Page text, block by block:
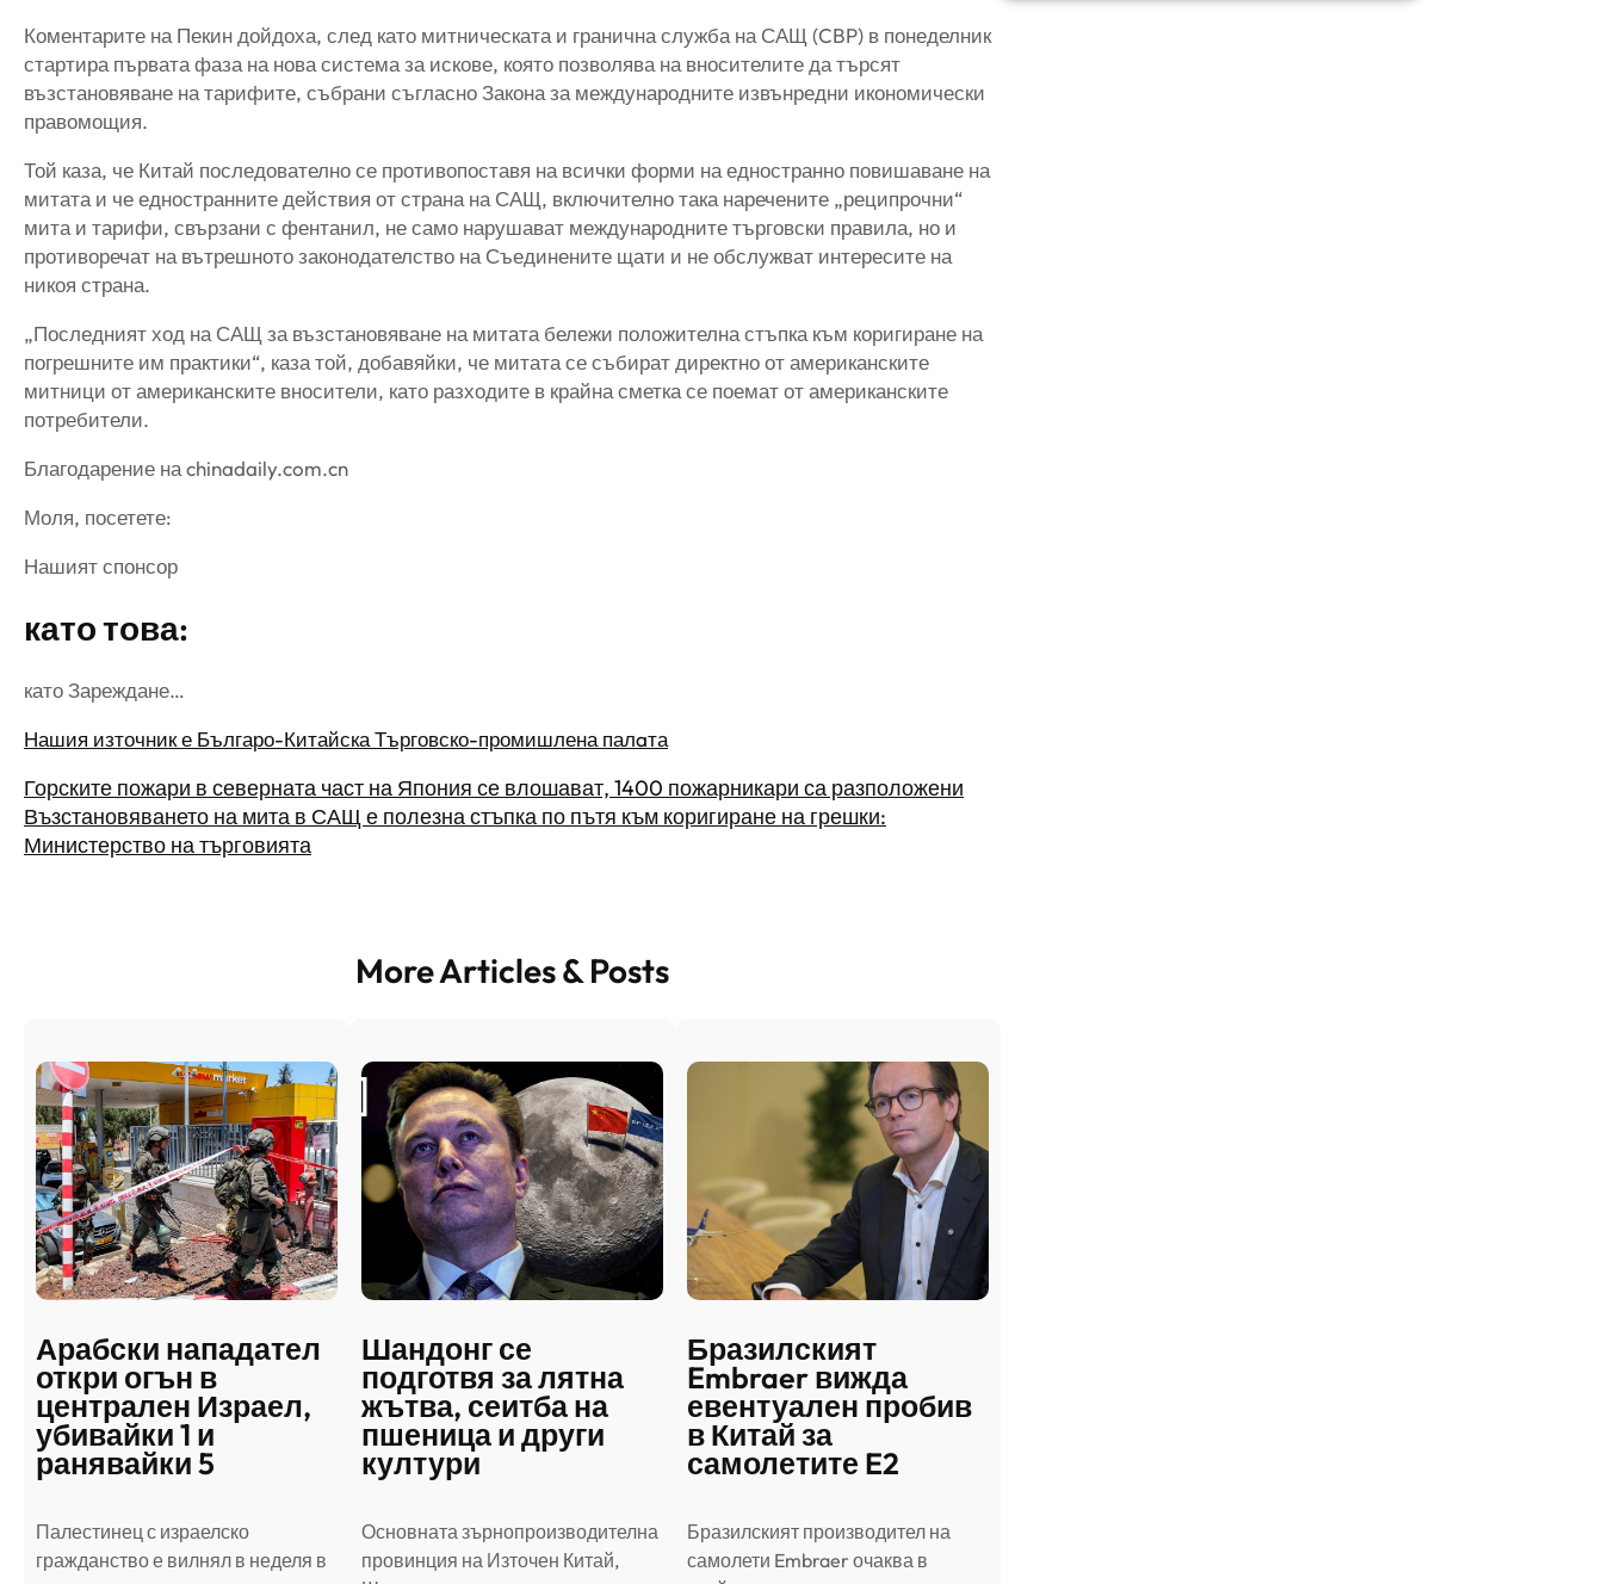
Коментарите на Пекин дойдоха, след като митническата и гранична служба на САЩ (CBP) в понеделник
стартира първата фаза на нова система за искове, която позволява на вносителите да търсят
възстановяване на тарифите, събрани съгласно Закона за международните извънредни икономически
правомощия.
Той каза, че Китай последователно се противопоставя на всички форми на едностранно повишаване на
митата и че едностранните действия от страна на САЩ, включително така наречените „реципрочни“
мита и тарифи, свързани с фентанил, не само нарушават международните търговски правила, но и
противоречат на вътрешното законодателство на Съединените щати и не обслужват интересите на
никоя страна.
„Последният ход на САЩ за възстановяване на митата бележи положителна стъпка към коригиране на
погрешните им практики“, каза той, добавяйки, че митата се събират директно от американските
митници от американските вносители, като разходите в крайна сметка се поемат от американските
потребители.
Благодарение на chinadaily.com.cn
Моля, посетете:
Нашият спонсор
като това:
като Зареждане…
Нашия източник е Българо-Китайска Търговско-промишлена палaта
Горските пожари в северната част на Япония се влошават, 1400 пожарникари са разположени
Възстановяването на мита в САЩ е полезна стъпка по пътя към коригиране на грешки:
Министерство на търговията
More Articles & Posts
Арабски нападател
откри огън в
централен Израел,
убивайки 1 и
ранявайки 5
Палестинец с израелско
гражданство е вилнял в неделя в
Шандонг се
подготвя за лятна
жътва, сеитба на
пшеница и други
култури
Основната зърнопроизводителна
провинция на Източен Китай,
Бразилският
Embraer вижда
евентуален пробив
в Китай за
самолетите E2
Бразилският производител на
самолети Embraer ⁠очаква в